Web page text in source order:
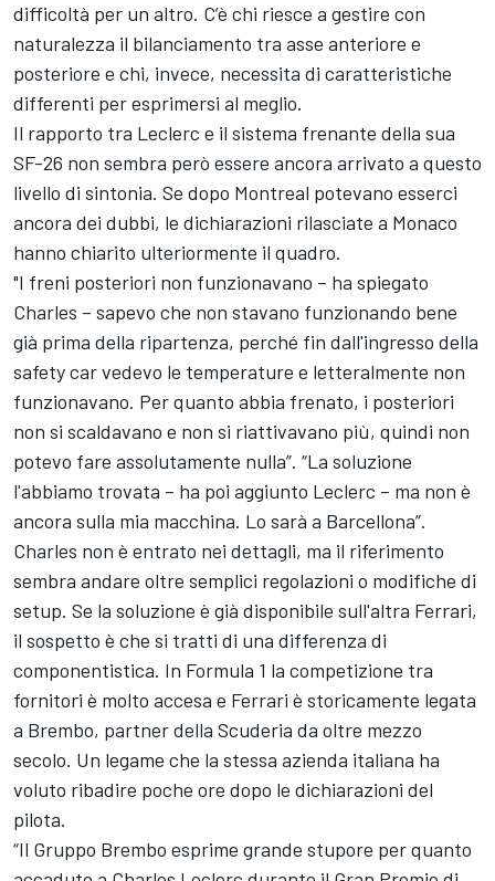
difficoltà per un altro. C’è chi riesce a gestire con
naturalezza il bilanciamento tra asse anteriore e
posteriore e chi, invece, necessita di caratteristiche
differenti per esprimersi al meglio.
Il rapporto tra Leclerc e il sistema frenante della sua
SF-26 non sembra però essere ancora arrivato a questo
livello di sintonia. Se dopo Montreal potevano esserci
ancora dei dubbi, le dichiarazioni rilasciate a Monaco
hanno chiarito ulteriormente il quadro.
"I freni posteriori non funzionavano – ha spiegato
Charles – sapevo che non stavano funzionando bene
già prima della ripartenza, perché fin dall'ingresso della
safety car vedevo le temperature e letteralmente non
funzionavano. Per quanto abbia frenato, i posteriori
non si scaldavano e non si riattivavano più, quindi non
potevo fare assolutamente nulla”. “La soluzione
l'abbiamo trovata – ha poi aggiunto Leclerc – ma non è
ancora sulla mia macchina. Lo sarà a Barcellona”.
Charles non è entrato nei dettagli, ma il riferimento
sembra andare oltre semplici regolazioni o modifiche di
setup. Se la soluzione è già disponibile sull'altra Ferrari,
il sospetto è che si tratti di una differenza di
componentistica. In Formula 1 la competizione tra
fornitori è molto accesa e Ferrari è storicamente legata
a Brembo, partner della Scuderia da oltre mezzo
secolo. Un legame che la stessa azienda italiana ha
voluto ribadire poche ore dopo le dichiarazioni del
pilota.
“Il Gruppo Brembo esprime grande stupore per quanto